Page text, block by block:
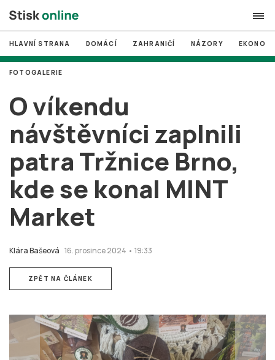
search
# MUNI
# Brno
# volby
login PŘIHLÁSIT SE
Zapomněli jste heslo?
HLAVNÍ STRANA DOMÁCÍ ZAHRANIČÍ NÁZORY
O víkendu
návštěvníci zaplnili
patra Tržnice Brno,
kde se konal MINT
Market
Klára Bašeová 16. prosince 2024 • 19:33
FOTOGALERIE
ZPĚT NA ČLÁNEK